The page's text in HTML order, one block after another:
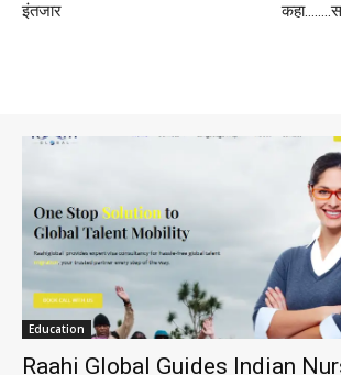
इंतजार
Education
Raahi Global Guides Indian